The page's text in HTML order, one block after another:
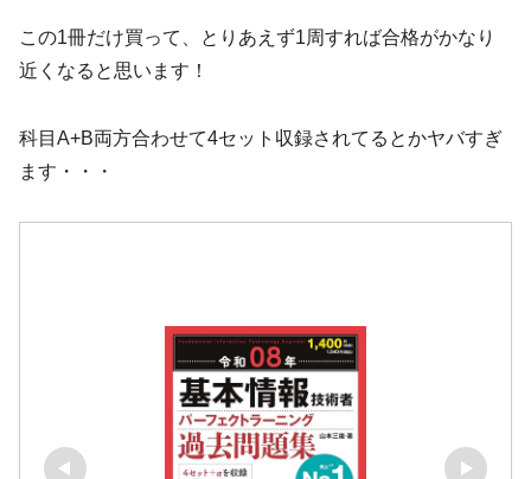
この1冊だけ買って、とりあえず1周すれば合格がかなり
近くなると思います！
科目A+B両方合わせて4セット収録されてるとかヤバすぎ
ます・・・